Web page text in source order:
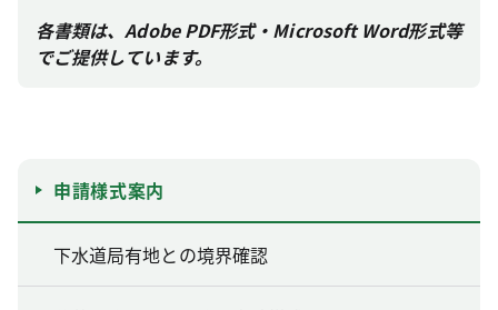
各書類は、Adobe PDF形式・Microsoft Word形式等
でご提供しています。
申請様式案内
下水道局有地との境界確認